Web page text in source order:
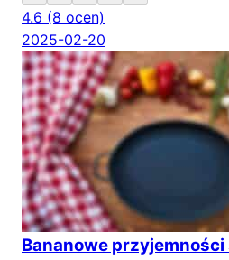
4.6 (8 ocen)
2025-02-20
Bananowe przyjemności